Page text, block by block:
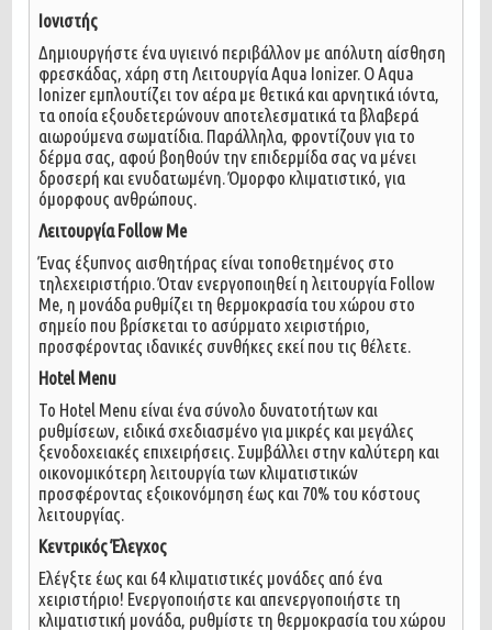
Ιονιστής
Δημιουργήστε ένα υγιεινό περιβάλλον με απόλυτη αίσθηση
φρεσκάδας, χάρη στη Λειτουργία Aqua Ionizer. Ο Aqua
Ionizer εμπλουτίζει τον αέρα με θετικά και αρνητικά ιόντα,
τα οποία εξουδετερώνουν αποτελεσματικά τα βλαβερά
αιωρούμενα σωματίδια. Παράλληλα, φροντίζουν για το
δέρμα σας, αφού βοηθούν την επιδερμίδα σας να μένει
δροσερή και ενυδατωμένη. Όμορφο κλιματιστικό, για
όμορφους ανθρώπους.
Λειτουργία Follow Me
Ένας έξυπνος αισθητήρας είναι τοποθετημένος στο
τηλεχειριστήριο. Όταν ενεργοποιηθεί η λειτουργία Follow
Me, η μονάδα ρυθμίζει τη θερμοκρασία του χώρου στο
σημείο που βρίσκεται το ασύρματο χειριστήριο,
προσφέροντας ιδανικές συνθήκες εκεί που τις θέλετε.
Hotel Menu
Το Hotel Menu είναι ένα σύνολο δυνατοτήτων και
ρυθμίσεων, ειδικά σχεδιασμένο για μικρές και μεγάλες
ξενοδοχειακές επιχειρήσεις. Συμβάλλει στην καλύτερη και
οικονομικότερη λειτουργία των κλιματιστικών
προσφέροντας εξοικονόμηση έως και 70% του κόστους
λειτουργίας.
Κεντρικός Έλεγχος
Ελέγξτε έως και 64 κλιματιστικές μονάδες από ένα
χειριστήριο! Ενεργοποιήστε και απενεργοποιήστε τη
κλιματιστική μονάδα, ρυθμίστε τη θερμοκρασία του χώρου